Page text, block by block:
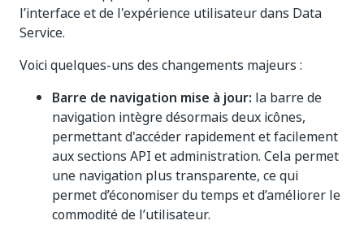
l’interface et de l'expérience utilisateur dans Data
Service.
Voici quelques-uns des changements majeurs :
Barre de navigation mise à jour: la barre de
navigation intègre désormais deux icônes,
permettant d'accéder rapidement et facilement
aux sections API et administration. Cela permet
une navigation plus transparente, ce qui
permet d’économiser du temps et d’améliorer le
commodité de l’utilisateur.